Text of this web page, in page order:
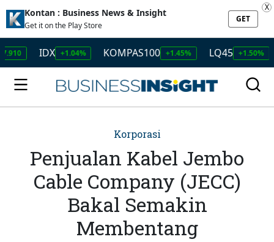
Kontan : Business News & Insight
Get it on the Play Store
GET
X
IDX +1.04% KOMPAS100 +1.45% LQ45 +1.50% ISSI
Korporasi
Penjualan Kabel Jembo
Cable Company (JECC)
Bakal Semakin
Membentang